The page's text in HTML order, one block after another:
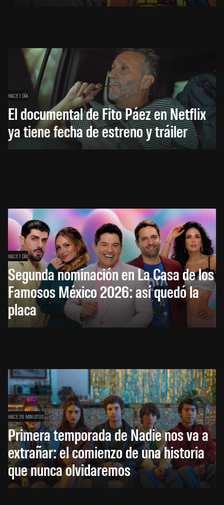
HACE 1 DÍA
El documental de Fito Páez en Netflix
ya tiene fecha de estreno y tráiler
HACE 1 DÍA
Segunda nominación en La Casa de los
Famosos México 2026: así quedó la
placa
HACE 26 MINUTOS
Primera temporada de Nadie nos va a
extrañar: el comienzo de una historia
que nunca olvidaremos